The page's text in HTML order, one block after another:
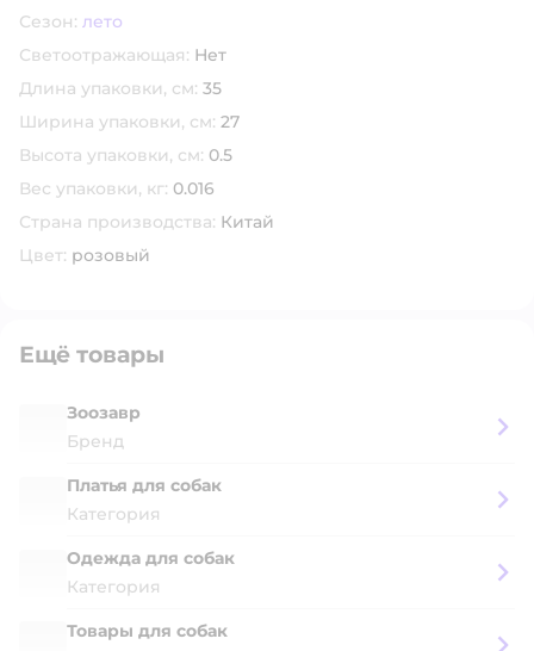
Сезон: лето
Светоотражающая: Нет
Длина упаковки, см: 35
Ширина упаковки, см: 27
Высота упаковки, см: 0.5
Вес упаковки, кг: 0.016
Страна производства: Китай
Цвет: розовый
Ещё товары
Зоозавр
Бренд
Платья для собак
Категория
Одежда для собак
Категория
Товары для собак